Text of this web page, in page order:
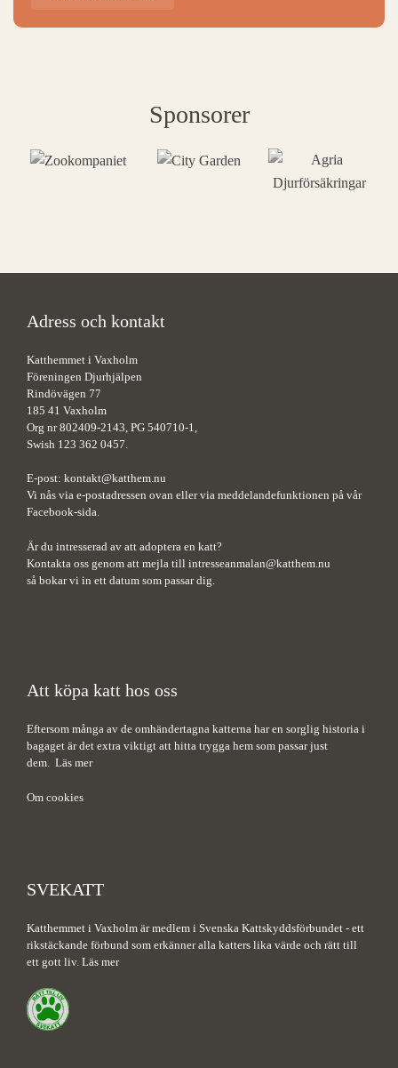
Sponsorer
Adress och kontakt
Katthemmet i Vaxholm
Föreningen Djurhjälpen
Rindövägen 77
185 41 Vaxholm
Org nr 802409-2143, PG 540710-1,
Swish 123 362 0457.
E-post: kontakt@katthem.nu
Vi nås via e-postadressen ovan eller via meddelandefunktionen på vår
Facebook-sida.
Är du intresserad av att adoptera en katt?
Kontakta oss genom att mejla till intresseanmalan@katthem.nu
så bokar vi in ett datum som passar dig.
Att köpa katt hos oss
Eftersom många av de omhändertagna katterna har en sorglig historia i
bagaget är det extra viktigt att hitta trygga hem som passar just
dem. Läs mer
Om cookies
SVEKATT
Katthemmet i Vaxholm är medlem i Svenska Kattskyddsförbundet - ett
rikstäckande förbund som erkänner alla katters lika värde och rätt till
ett gott liv. Läs mer